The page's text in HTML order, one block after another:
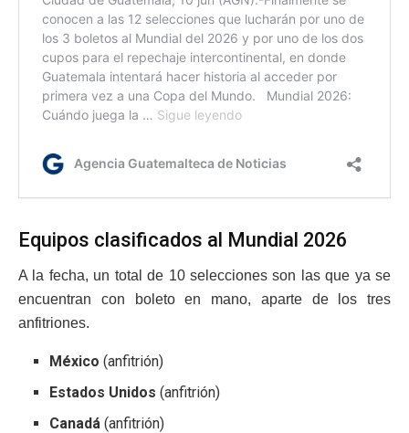
Equipos clasificados al Mundial 2026
A la fecha, un total de 10 selecciones son las que ya se
encuentran con boleto en mano, aparte de los tres
anfitriones.
México (anfitrión)
Estados Unidos (anfitrión)
Canadá (anfitrión)